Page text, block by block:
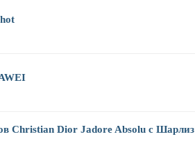
Christian Dior Jadore Absolu с Шарлиз